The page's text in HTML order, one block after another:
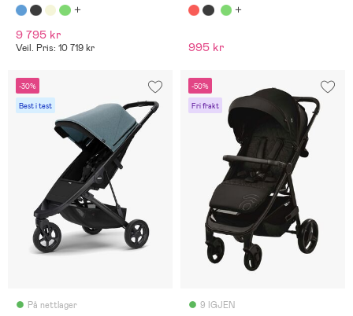
9 795 kr
Veil. Pris: 10 719 kr 995 kr
-30%
Best i test
På nettlager
-50%
Fri frakt
9 IGJEN